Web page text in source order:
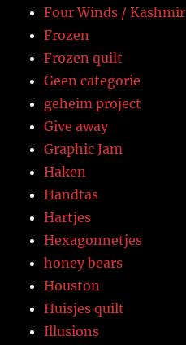
Four Winds / Kashmir
Frozen
Frozen quilt
Geen categorie
geheim project
Give away
Graphic Jam
Haken
Handtas
Hartjes
Hexagonnetjes
honey bears
Houston
Huisjes quilt
Illusions